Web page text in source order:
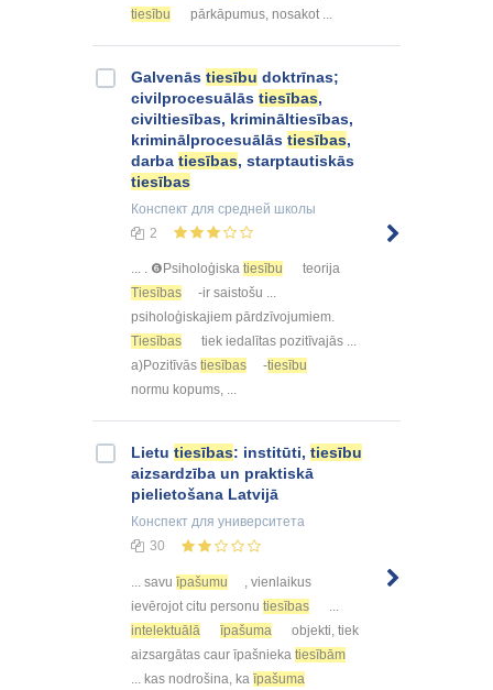
tiesību
pārkāpumus, nosakot ...
Galvenās tiesību doktrīnas;
civilprocesuālās tiesības,
civiltiesības, krimināltiesības,
kriminālprocesuālās tiesības,
darba tiesības, starptautiskās
tiesības
Конспект для средней школы
2
... . ❻Psiholoģiska tiesību
teorija
Tiesības
-ir saistošu ...
psiholoģiskajiem pārdzīvojumiem.
Tiesības
tiek iedalītas pozitīvajās ...
a)Pozitīvās tiesības -tiesību
normu kopums, ...
Lietu tiesības: institūti, tiesību
aizsardzība un praktiskā
pielietošana Latvijā
Конспект для университета
30
... savu īpašumu
, vienlaikus
ievērojot citu personu tiesības
...
intelektuālā
īpašuma
objekti, tiek
aizsargātas caur īpašnieka tiesībām
... kas nodrošina, ka īpašuma